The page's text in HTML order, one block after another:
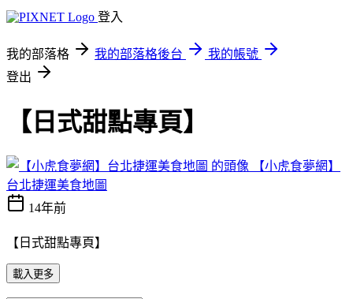
登入
我的部落格 我的部落格後台
我的帳號
登出
【日式甜點專頁】
【小虎食夢網】
台北捷運美食地圖
14年前
【日式甜點專頁】
載入更多